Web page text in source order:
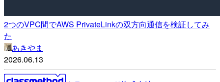
2つのVPC間でAWS PrivateLinkの双方向通信を検証してみ
た
あきやま
2026.06.13